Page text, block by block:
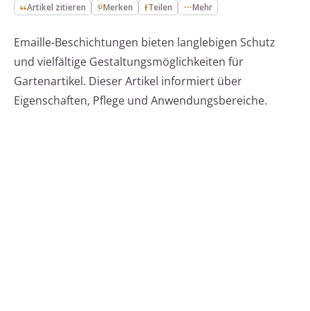
Artikel zitieren Merken Teilen Mehr
Emaille-Beschichtungen bieten langlebigen Schutz
und vielfältige Gestaltungsmöglichkeiten für
Gartenartikel. Dieser Artikel informiert über
Eigenschaften, Pflege und Anwendungsbereiche.